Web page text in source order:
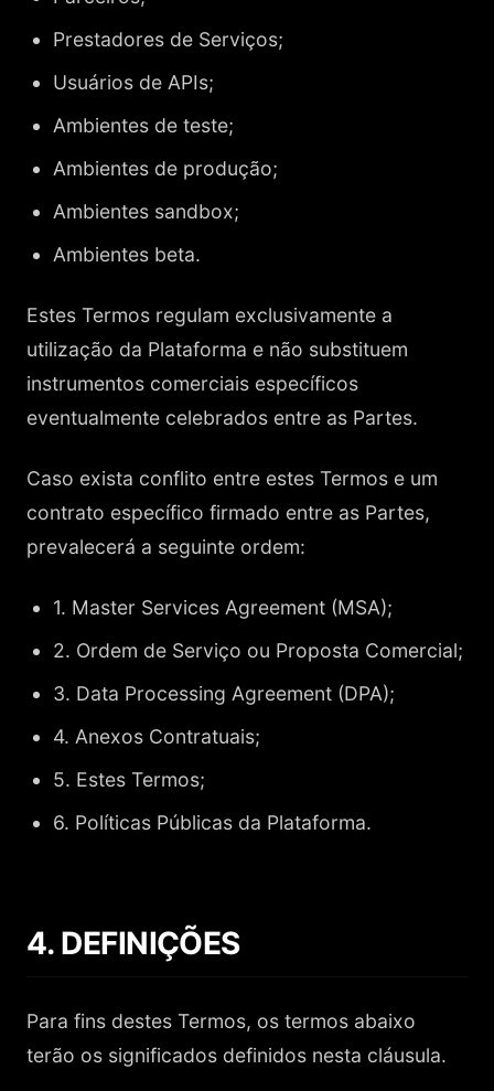
Prestadores de Serviços;
Usuários de APIs;
Ambientes de teste;
Ambientes de produção;
Ambientes sandbox;
Ambientes beta.
Estes Termos regulam exclusivamente a
utilização da Plataforma e não substituem
instrumentos comerciais específicos
eventualmente celebrados entre as Partes.
Caso exista conflito entre estes Termos e um
contrato específico firmado entre as Partes,
prevalecerá a seguinte ordem:
1. Master Services Agreement (MSA);
2. Ordem de Serviço ou Proposta Comercial;
3. Data Processing Agreement (DPA);
4. Anexos Contratuais;
5. Estes Termos;
6. Políticas Públicas da Plataforma.
4. DEFINIÇÕES
Para fins destes Termos, os termos abaixo
terão os significados definidos nesta cláusula.